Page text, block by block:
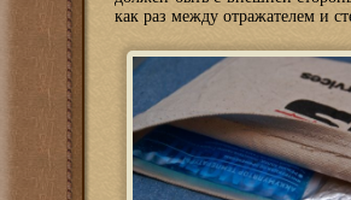
как раз между отражателем и